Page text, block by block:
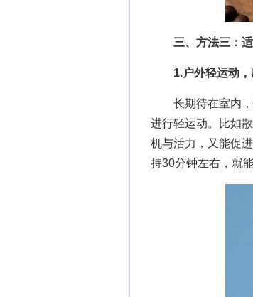
三、方法三：
1.户外轻运动
长期待在室内，
进行轻运动。比如
机与活力，又能促
持30分钟左右，就